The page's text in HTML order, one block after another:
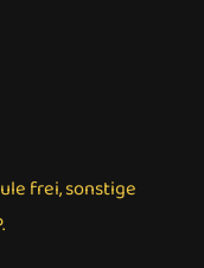
frei, sonstige